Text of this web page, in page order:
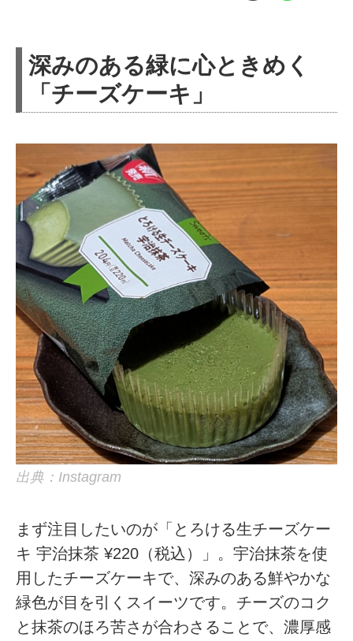
深みのある緑に心ときめく
「チーズケーキ」
出典：Instagram
まず注目したいのが「とろける生チーズケー
キ 宇治抹茶 ¥220（税込）」。宇治抹茶を使
用したチーズケーキで、深みのある鮮やかな
緑色が目を引くスイーツです。チーズのコク
と抹茶のほろ苦さが合わさることで、濃厚感